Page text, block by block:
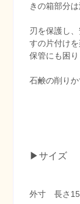
きの箱部分
刃を保護し
すの片付け
保管にも困り
石鹸の削りか
▶︎サイズ
外寸 長さ